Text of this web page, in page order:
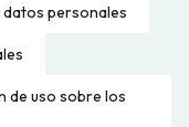
personales
de uso sobre los